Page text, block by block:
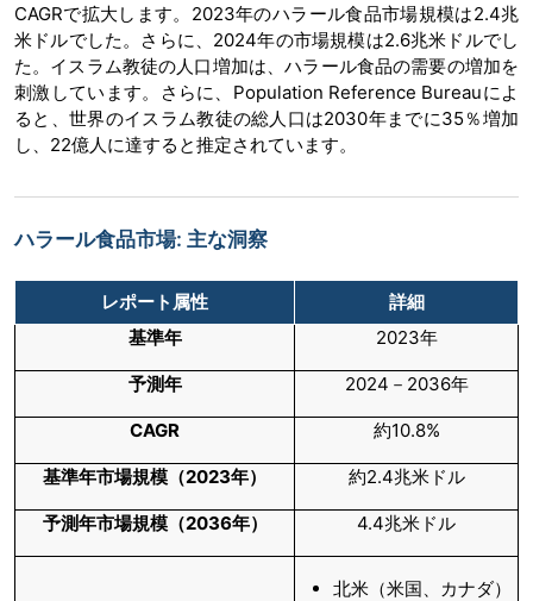
CAGRで拡大します。2023年のハラール食品市場規模は2.4兆
米ドルでした。さらに、2024年の市場規模は2.6兆米ドルでし
た。イスラム教徒の人口増加は、ハラール食品の需要の増加を
刺激しています。さらに、Population Reference Bureauによ
ると、世界のイスラム教徒の総人口は2030年までに35％増加
し、22億人に達すると推定されています。
ハラール食品市場: 主な洞察
レポート属性
詳細
基準年
2023年
予測年 2024－2036年
CAGR 約10.8%
基準年市場規模（2023年） 約2.4兆米ドル
予測年市場規模（2036年） 4.4兆米ドル
北米（米国、カナダ）